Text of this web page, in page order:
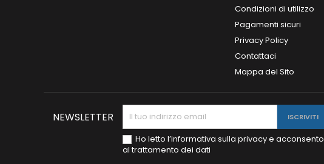
Condizioni di utilizzo
Pagamenti sicuri
Privacy Policy
Contattaci
Mappa del Sito
NEWSLETTER
Ho letto l’informativa sulla privacy e acconsento
al trattamento dei dati